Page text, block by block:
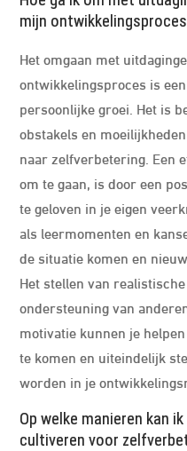
mijn
Het omgaan met
ontwikkelingsproces is
persoonlijke groei. Het is
obstakels en
naar zelfverbetering. Een
om te gaan, is door een
te geloven in je eigen
als leermomenten en
de situatie komen en
Het stellen van
ondersteuning van
motivatie kunnen je
te komen en uiteindelijk
worden in je
Op welke manieren kan
cultiveren voor